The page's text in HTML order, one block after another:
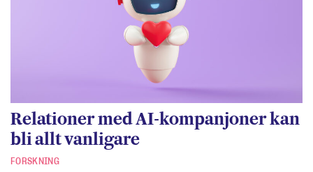
Relationer med AI-kompanjoner kan
bli allt vanligare
FORSKNING